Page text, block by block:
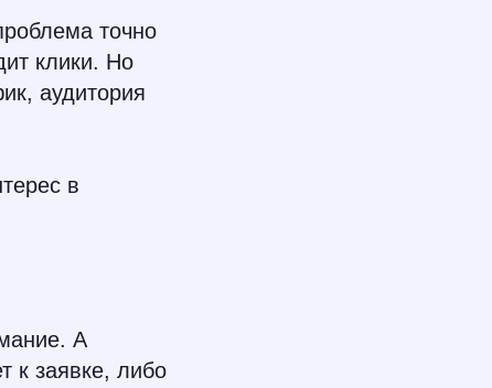
точно
клики. Но
аудитория
в
А
к заявке, либо